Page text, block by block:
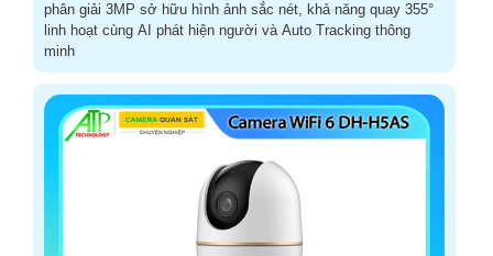
phân giải 3MP sở hữu hình ảnh sắc nét, khả năng quay 355°
linh hoạt cùng AI phát hiện người và Auto Tracking thông
minh